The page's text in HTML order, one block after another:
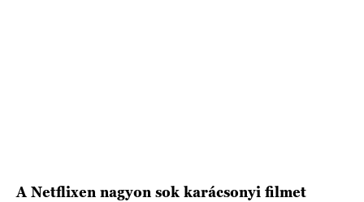
A Netflixen nagyon sok karácsonyi filmet